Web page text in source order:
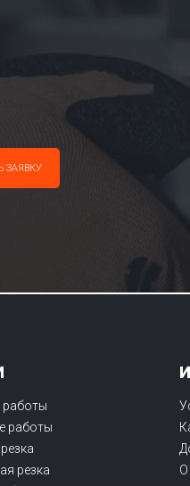
работы
работы
резка
О